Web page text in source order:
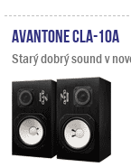
Avantone CLA-10A
Starý dobrý sound v